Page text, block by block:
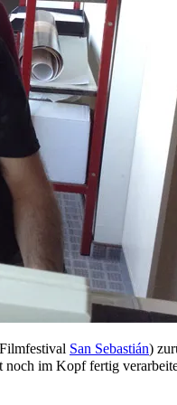
San Sebastián)
noch im Kopf fertig